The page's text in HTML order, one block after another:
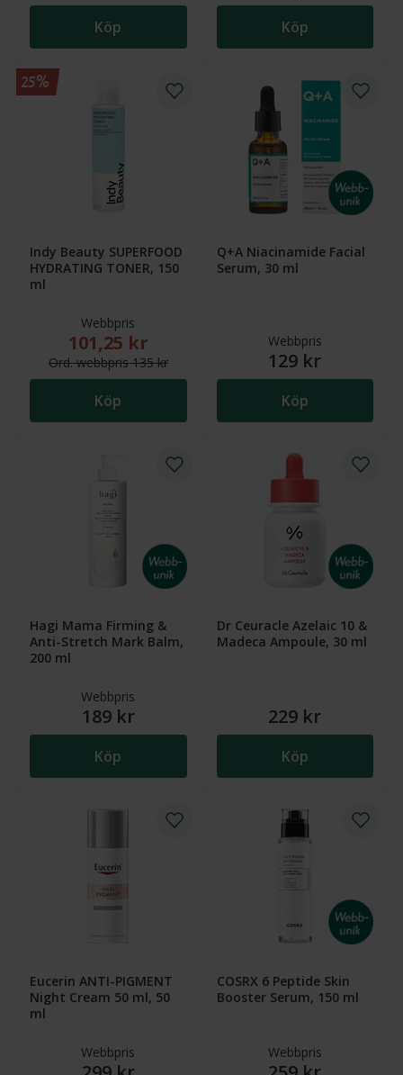
Köp Köp
Indy Beauty SUPERFOOD
HYDRATING TONER, 150
ml
Webbpris
Nytt reducerat pris: 101,25 kr. Ordinarie webbpris
101,25 kr
Ord.webbpris135 kr
Köp
25%
Q+A Niacinamide Facial
Serum, 30 ml
Webbpris
129 kr
Köp
Hagi Mama Firming &
Anti-Stretch Mark Balm,
200 ml
Webbpris
189 kr
Köp
Dr Ceuracle Azelaic 10 &
Madeca Ampoule, 30 ml
229 kr
Köp
Eucerin ANTI-PIGMENT
Night Cream 50 ml, 50
ml
Webbpris
COSRX 6 Peptide Skin
Booster Serum, 150 ml
Webbpris